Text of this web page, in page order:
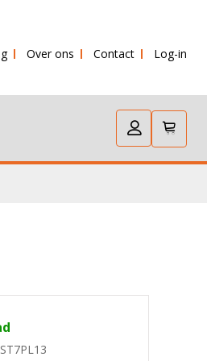
Over ons Contact Log-in
ST7PL13